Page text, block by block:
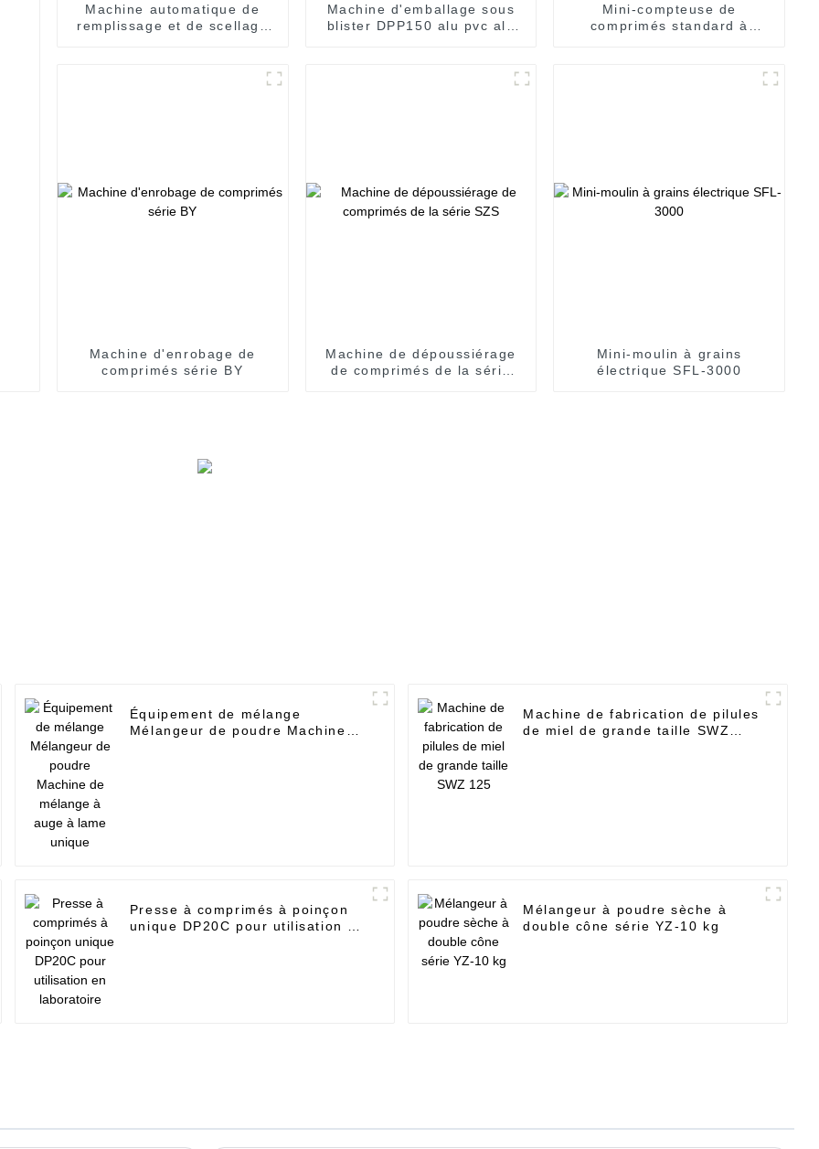
Machine automatique de
remplissage et de scellage
Machine d'emballage sous
blister DPP150 alu pvc alu
Mini-compteuse de
comprimés standard à
Machine d'enrobage de
comprimés série BY
Machine de dépoussiérage
de comprimés de la série
Mini-moulin à grains
électrique SFL-3000
Équipement de mélange
Mélangeur de poudre Machine
Machine de fabrication de pilules
de miel de grande taille SWZ
Presse à comprimés à poinçon
unique DP20C pour utilisation en
Mélangeur à poudre sèche à
double cône série YZ-10 kg